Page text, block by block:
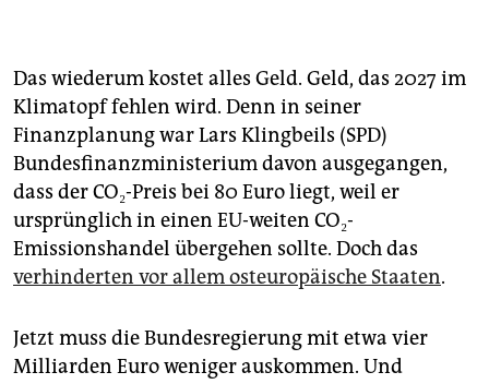
Das wiederum kostet alles Geld. Geld, das 2027 im
Klimatopf fehlen wird. Denn in seiner
Finanzplanung war Lars Klingbeils (SPD)
Bundesfinanzministerium davon ausgegangen,
dass der CO₂-Preis bei 80 Euro liegt, weil er
ursprünglich in einen EU-weiten CO₂-
Emissionshandel übergehen sollte. Doch das
verhinderten vor allem osteuropäische Staaten.
Jetzt muss die Bundesregierung mit etwa vier
Milliarden Euro weniger auskommen. Und